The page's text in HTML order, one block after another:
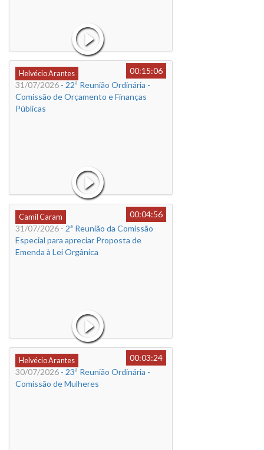
Helvécio Arantes
00:15:06
31/07/2026 - 22ª Reunião Ordinária -
Comissão de Orçamento e Finanças
Públicas
Camil Caram
00:04:56
31/07/2026 - 2ª Reunião da Comissão
Especial para apreciar Proposta de
Emenda à Lei Orgânica
Helvécio Arantes
00:03:24
30/07/2026 - 23ª Reunião Ordinária -
Comissão de Mulheres